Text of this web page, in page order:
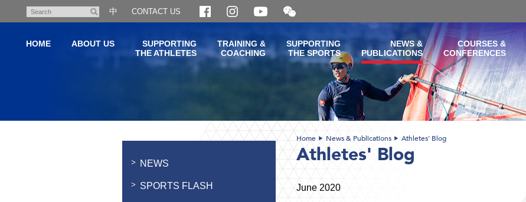
content
Search
中 CONTACT US
Open
and
WeChat
QR
code
HOME ABOUT US
SUPPORTING
THE ATHLETES
TRAINING &
COACHING
SUPPORTING
THE SPORTS
NEWS &
PUBLICATIONS
COURSES &
CONFERENCES
NEWS
SPORTS FLASH
Home News & Publications Athletes' Blog
Athletes' Blog
June 2020